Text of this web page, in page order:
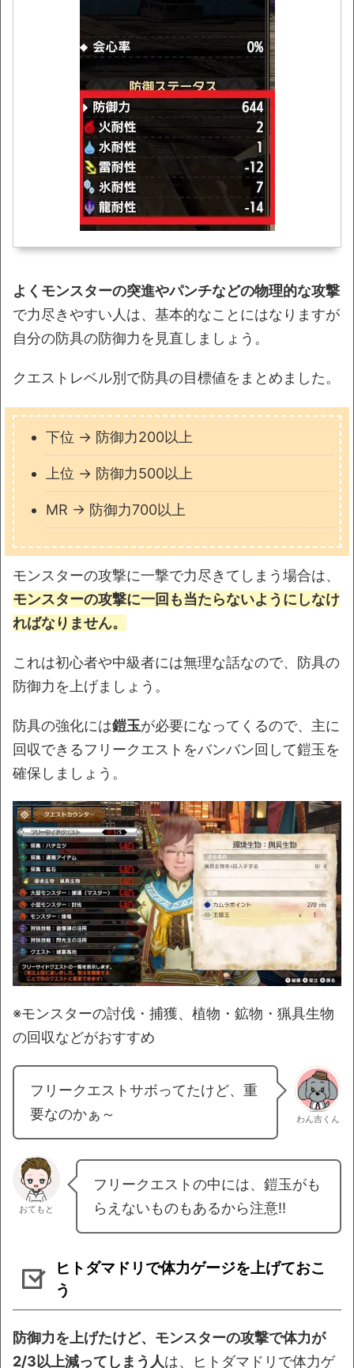
よくモンスターの突進やパンチなどの物理的な攻撃
で力尽きやすい人は、基本的なことにはなりますが
自分の防具の防御力を見直しましょう。
クエストレベル別で防具の目標値をまとめました。
下位 → 防御力200以上
上位 → 防御力500以上
MR → 防御力700以上
モンスターの攻撃に一撃で力尽きてしまう場合は、
モンスターの攻撃に一回も当たらないようにしなけ
ればなりません。
これは初心者や中級者には無理な話なので、防具の
防御力を上げましょう。
防具の強化には鎧玉が必要になってくるので、主に
回収できるフリークエストをバンバン回して鎧玉を
確保しましょう。
※モンスターの討伐・捕獲、植物・鉱物・猟具生物
の回収などがおすすめ
フリークエストサボってたけど、重
要なのかぁ～
わん吉くん
おてもと
フリークエストの中には、鎧玉がも
らえないものもあるから注意!!
ヒトダマドリで体力ゲージを上げておこ
う
防御力を上げたけど、モンスターの攻撃で体力が
2/3以上減ってしまう人は、ヒトダマドリで体力ゲ